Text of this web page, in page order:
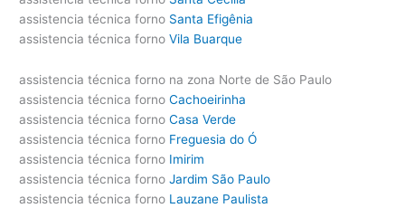
assistencia técnica forno Santa Efigênia
assistencia técnica forno Vila Buarque
assistencia técnica forno na zona Norte de São Paulo
assistencia técnica forno Cachoeirinha
assistencia técnica forno Casa Verde
assistencia técnica forno Freguesia do Ó
assistencia técnica forno Imirim
assistencia técnica forno Jardim São Paulo
assistencia técnica forno Lauzane Paulista